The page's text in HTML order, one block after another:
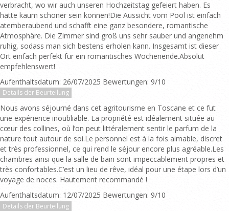
verbracht, wo wir auch unseren Hochzeitstag gefeiert haben. Es
hätte kaum schöner sein können!Die Aussicht vom Pool ist einfach
atemberaubend und schafft eine ganz besondere, romantische
Atmosphäre. Die Zimmer sind groß uns sehr sauber und angenehm
ruhig, sodass man sich bestens erholen kann. Insgesamt ist dieser
Ort einfach perfekt für ein romantisches Wochenende.Absolut
empfehlenswert!
Aufenthaltsdatum: 26/07/2025 Bewertungen: 9/10
Details der Beurteilung
Nous avons séjourné dans cet agritourisme en Toscane et ce fut
une expérience inoubliable. La propriété est idéalement située au
cœur des collines, où l’on peut littéralement sentir le parfum de la
nature tout autour de soi.Le personnel est à la fois aimable, discret
et très professionnel, ce qui rend le séjour encore plus agréable.Les
chambres ainsi que la salle de bain sont impeccablement propres et
très confortables.C’est un lieu de rêve, idéal pour une étape lors d’un
voyage de noces. Hautement recommandé !
Aufenthaltsdatum: 12/07/2025 Bewertungen: 9/10
Details der Beurteilung